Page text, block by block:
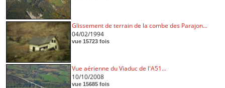
Glissement de terrain de la combe des Parajon...
04/02/1994
vue 15723 fois
Vue aérienne du Viaduc de l'A51...
10/10/2008
vue 15685 fois